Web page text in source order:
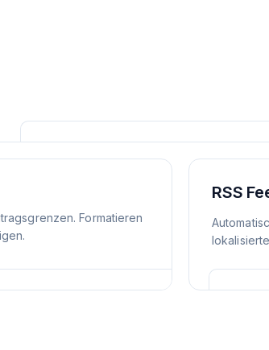
Formatieren
RSS